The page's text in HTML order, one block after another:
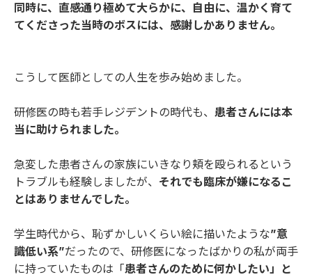
同時に、直感通り極めて大らかに、自由に、温かく育て
てくださった当時のボスには、感謝しかありません。
こうして医師としての人生を歩み始めました。
研修医の時も若手レジデントの時代も、 患者さんには本
当に助けられました。
急変した患者さんの家族にいきなり頬を殴られるという
トラブルも経験しましたが、 それでも臨床が嫌になるこ
とはありませんでした。
学生時代から、恥ずかしいくらい絵に描いたような”意
識低い系”だったので、研修医になったばかりの私が両手
に持っていたものは「患者さんのために何かしたい」と